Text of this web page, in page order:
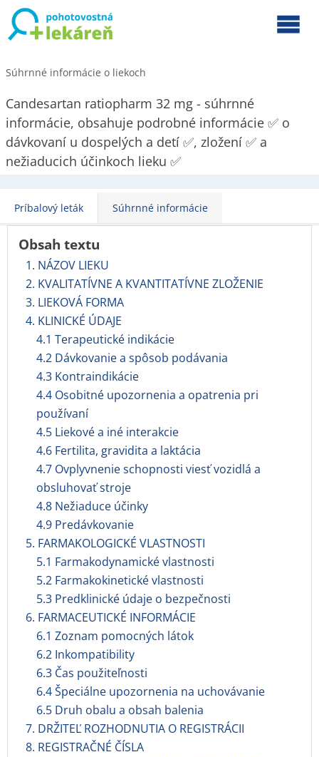
Súhrnné informácie o liekoch
Candesartan ratiopharm 32 mg - súhrnné
informácie, obsahuje podrobné informácie ✅ o
dávkovaní u dospelých a detí ✅, zložení ✅ a
nežiaducich účinkoch lieku ✅
Príbalový leták Súhrnné informácie
Obsah textu
1. NÁZOV LIEKU
2. KVALITATÍVNE A KVANTITATÍVNE ZLOŽENIE
3. LIEKOVÁ FORMA
4. KLINICKÉ ÚDAJE
4.1 Terapeutické indikácie
4.2 Dávkovanie a spôsob podávania
4.3 Kontraindikácie
4.4 Osobitné upozornenia a opatrenia pri
používaní
4.5 Liekové a iné interakcie
4.6 Fertilita, gravidita a laktácia
4.7 Ovplyvnenie schopnosti viesť vozidlá a
obsluhovať stroje
4.8 Nežiaduce účinky
4.9 Predávkovanie
5. FARMAKOLOGICKÉ VLASTNOSTI
5.1 Farmakodynamické vlastnosti
5.2 Farmakokinetické vlastnosti
5.3 Predklinické údaje o bezpečnosti
6. FARMACEUTICKÉ INFORMÁCIE
6.1 Zoznam pomocných látok
6.2 Inkompatibility
6.3 Čas použiteľnosti
6.4 Špeciálne upozornenia na uchovávanie
6.5 Druh obalu a obsah balenia
7. DRŽITEĽ ROZHODNUTIA O REGISTRÁCII
8. REGISTRAČNÉ ČÍSLA